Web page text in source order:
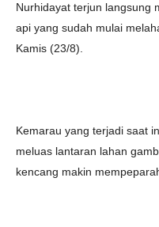
Nurhidayat terjun langsung
api yang sudah mulai
Kamis (23/8).
Kemarau yang terjadi saat
meluas lantaran lahan
kencang makin